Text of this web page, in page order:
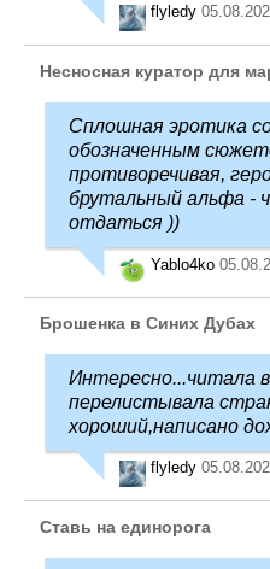
flyledy
Несносная куратор для
Сплошная эротика
обозначенным
противоречивая,
брутальный альфа -
отдаться ))
Yablo4ko
Брошенка в Синих Дубах
Интересно...читала
перелистывала
хороший,написано
flyledy
Ставь на единорога